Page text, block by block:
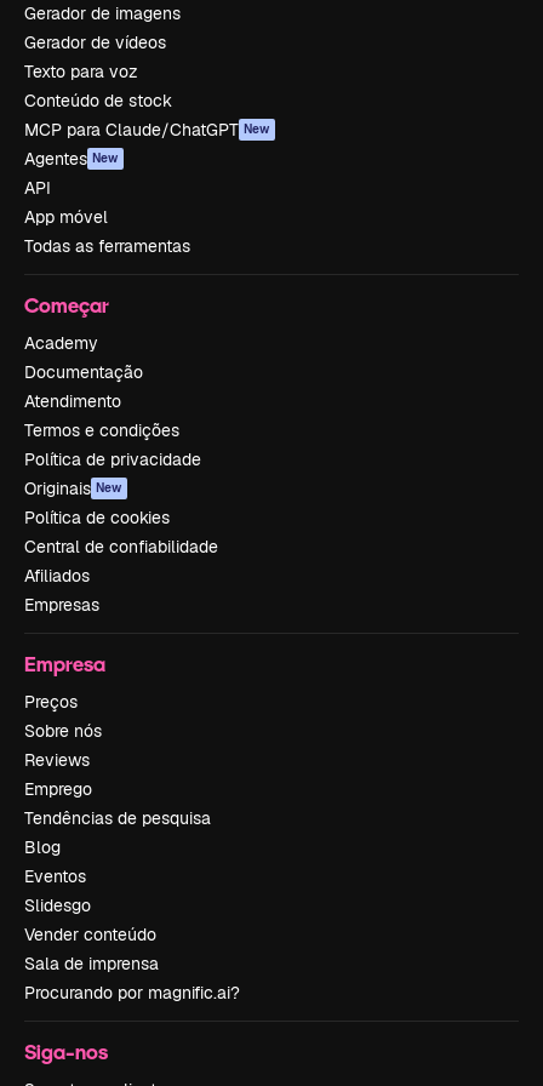
Gerador de imagens
Gerador de vídeos
Texto para voz
Conteúdo de stock
MCP para Claude/ChatGPT New
Agentes New
API
App móvel
Todas as ferramentas
Começar
Academy
Documentação
Atendimento
Termos e condições
Política de privacidade
Originais New
Política de cookies
Central de confiabilidade
Afiliados
Empresas
Empresa
Preços
Sobre nós
Reviews
Emprego
Tendências de pesquisa
Blog
Eventos
Slidesgo
Vender conteúdo
Sala de imprensa
Procurando por magnific.ai?
Siga-nos